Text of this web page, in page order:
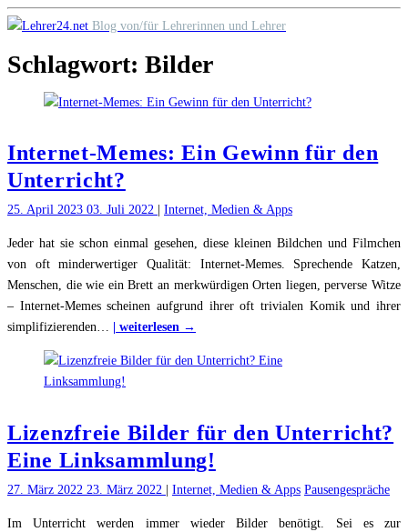
Skip
content
Blog von/für Lehrerinnen und Lehrer
Schlagwort: Bilder
Internet-Memes: Ein Gewinn für den
Unterricht?
25. April 2023 03. Juli 2022 Internet, Medien & Apps
Jeder hat sie schon einmal gesehen, diese kleinen Bildchen und Filmchen
von oft minderwertiger Qualität: Internet-Memes. Sprechende Katzen,
Menschen, die wie ein Brett an merkwürdigen Orten liegen, perverse Witze
– Internet-Memes scheinen aufgrund ihrer oft trivialen Komik und ihrer
simplifizierenden… | weiterlesen →
Ein
den
Unterricht?"
Lizenzfreie Bilder für den Unterricht?
Eine Linksammlung!
27. März 2022 23. März 2022 Internet, Medien & Apps Pausengespräche
Im Unterricht werden immer wieder Bilder benötigt. Sei es zur